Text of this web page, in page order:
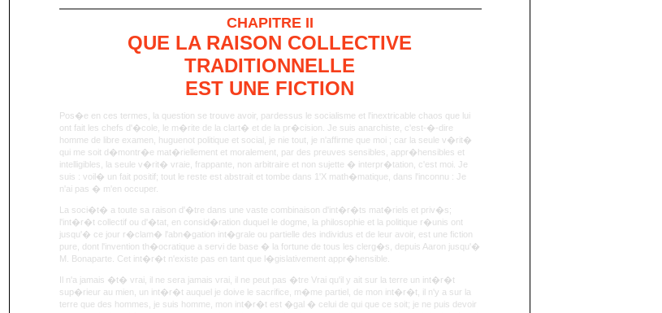
CHAPITRE II
QUE LA RAISON COLLECTIVE
TRADITIONNELLE
EST UNE FICTION
Pos�e en ces termes, la question se trouve avoir, pardessus le socialisme et l'inextricable chaos que lui
ont fait les chefs d'�cole, le m�rite de la clart� et de la pr�cision. Je suis anarchiste, c'est-�-dire
homme de libre examen, huguenot politique et social, je nie tout, je n'affirme que moi ; car la seule v�rit�
qui me soit d�montr�e mat�riellement et moralement, par des preuves sensibles, appr�hensibles et
intelligibles, la seule v�rit� vraie, frappante, non arbitraire et non sujette � interpr�tation, c'est moi. Je
suis : voil� un fait positif; tout le reste est abstrait et tombe dans 1'X math�matique, dans l'inconnu : Je
n'ai pas � m'en occuper.
La soci�t� a toute sa raison d'�tre dans une vaste combinaison d'int�r�ts mat�riels et priv�s;
l'int�r�t collectif ou d'�tat, en consid�ration duquel le dogme, la philosophie et la politique r�unis ont
jusqu'� ce jour r�clam� l'abn�gation int�grale ou partielle des individus et de leur avoir, est une fiction
pure, dont l'invention th�ocratique a servi de base � la fortune de tous les clerg�s, depuis Aaron jusqu'�
M. Bonaparte. Cet int�r�t n'existe pas en tant que l�gislativement appr�hensible.
Il n'a jamais �t� vrai, il ne sera jamais vrai, il ne peut pas �tre Vrai qu'il y ait sur la terre un int�r�t
sup�rieur au mien, un int�r�t auquel je doive le sacrifice, m�me partiel, de mon int�r�t, il n'y a sur la
terre que des hommes, je suis homme, mon int�r�t est �gal � celui de qui que ce soit; je ne puis devoir